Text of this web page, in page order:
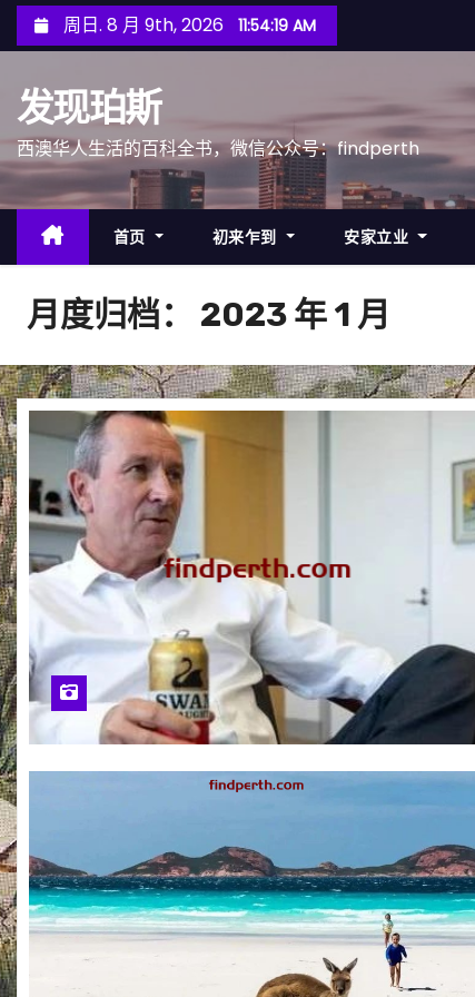
至
周日. 8 月 9th, 2026 11:54:22 AM
发现珀斯
西澳华人生活的百科全书，微信公众号：findperth
首页 初来乍到 安家立业
月度归档： 2023 年 1 月